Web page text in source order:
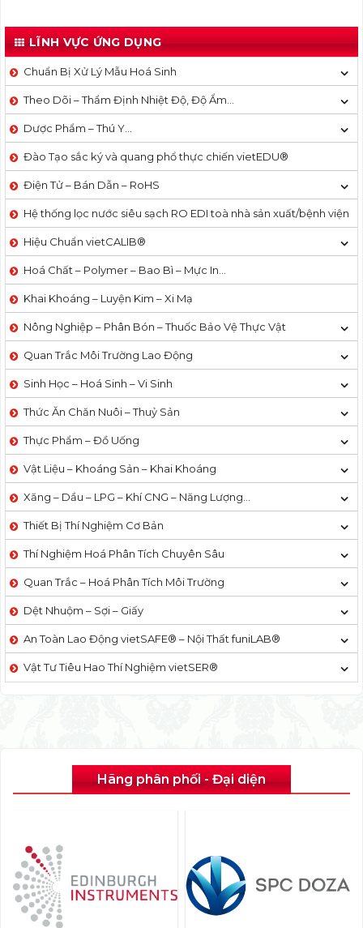
LĨNH VỰC ỨNG DỤNG
Chuẩn Bị Xử Lý Mẫu Hoá Sinh
Theo Dõi – Thẩm Định Nhiệt Độ, Độ Ẩm…
Dược Phẩm – Thú Y…
Đào Tạo sắc ký và quang phổ thực chiến vietEDU®
Điện Tử – Bán Dẫn – RoHS
Hệ thống lọc nước siêu sạch RO EDI​​ toà nhà sản xuất/bệnh viện
Hiệu Chuẩn vietCALIB®
Hoá Chất – Polymer – Bao Bì – Mực In…
Khai Khoáng – Luyện Kim – Xi Mạ
Nông Nghiệp – Phân Bón – Thuốc Bảo Vệ Thực Vật
Quan Trắc Môi Trường Lao Động
Sinh Học – Hoá Sinh – Vi Sinh
Thức Ăn Chăn Nuôi – Thuỷ Sản
Thực Phẩm – Đồ Uống
Vật Liệu – Khoáng Sản – Khai Khoáng
Xăng – Dầu – LPG – Khí CNG – Năng Lượng…
Thiết Bị Thí Nghiệm Cơ Bản
Thí Nghiệm Hoá Phân Tích Chuyên Sâu
Quan Trắc – Hoá Phân Tích Môi Trường
Dệt Nhuộm – Sợi – Giấy
An Toàn Lao Động vietSAFE® – Nội Thất funiLAB®
Vật Tư Tiêu Hao Thí Nghiệm vietSER®
Hãng phân phối - Đại diện